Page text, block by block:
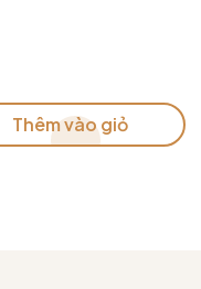
Thêm vào giỏ